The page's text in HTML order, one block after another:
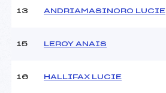
Ouvreurs D :
Température arrivée :
13 ANDRIAMASINORO LUCIE
15 LEROY ANAIS
16 HALLIFAX LUCIE